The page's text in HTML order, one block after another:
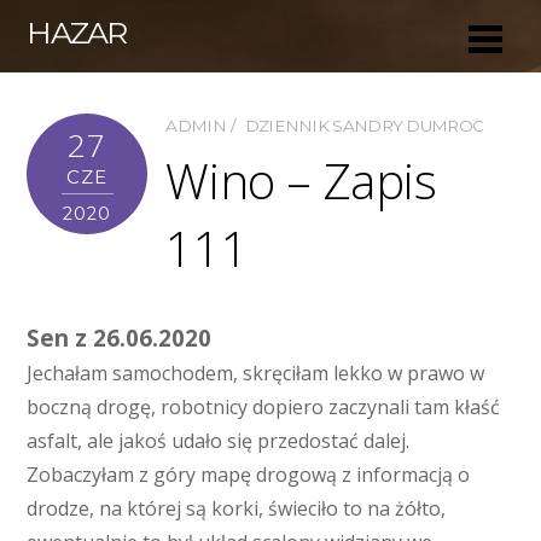
HAZAR
27
CZE
2020
ADMIN DZIENNIK SANDRY DUMROC
Wino – Zapis
111
Sen z 26.06.2020
Jechałam samochodem, skręciłam lekko w prawo w
boczną drogę, robotnicy dopiero zaczynali tam kłaść
asfalt, ale jakoś udało się przedostać dalej.
Zobaczyłam z góry mapę drogową z informacją o
drodze, na której są korki, świeciło to na żółto,